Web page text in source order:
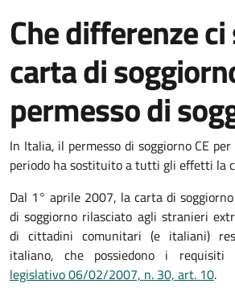
Che differenze
carta di
permesso di
In Italia, il permesso di soggiorno CE
periodo ha sostituito a tutti gli effetti la
Dal 1° aprile 2007, la carta di
di soggiorno rilasciato agli stranieri
di cittadini comunitari (e italiani)
italiano, che possiedono i requisiti
legislativo 06/02/2007, n. 30, art. 10.